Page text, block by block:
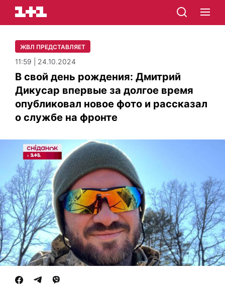
ЖВЛ ПРЕДСТАВЛЯЕТ
11:59 | 24.10.2024
В свой день рождения: Дмитрий
Дикусар впервые за долгое время
опубликовал новое фото и рассказал
о службе на фронте